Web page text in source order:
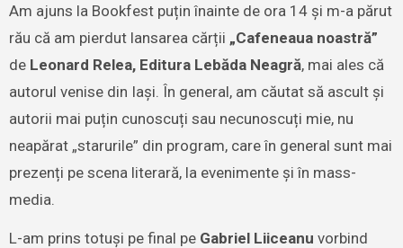
Am ajuns la Bookfest puțin înainte de ora 14 și m-a părut
rău că am pierdut lansarea cărții „Cafeneaua noastră”
deLeonard Relea, Editura Lebăda Neagră, mai ales că
autorul venise din Iași. În general, am căutat să ascult și
autorii mai puțin cunoscuți sau necunoscuți mie, nu
neapărat „starurile” din program, care în general sunt mai
prezenți pe scena literară, la evenimente și în mass-
media.
L-am prins totuși pe final pe Gabriel Liiceanu vorbind